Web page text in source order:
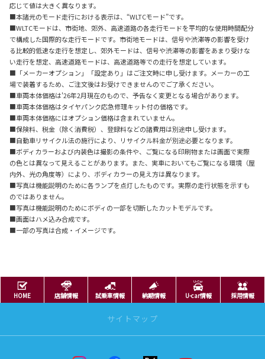
応じて値は大きく異なります。
■本諸元のモード走行における表示は、“WLTCモード”です。
■WLTCモードは、市街地、郊外、高速道路の各走行モードを平均的な使用時間配分
で構成した国際的な走行モードです。市街地モードは、信号や渋滞等の影響を受け
る比較的低速な走行を想定し、郊外モードは、信号や渋滞等の影響をあまり受けな
い走行を想定、高速道路モードは、高速道路等での走行を想定しています。
■「メーカーオプション」「設定あり」はご注文時に申し受けます。メーカーの工
場で装着するため、ご注文後はお受けできませんのでご了承ください。
■車両本体価格は'26年2月現在のもので、予告なく変更となる場合があります。
■車両本体価格はタイヤパンク応急修理キット付の価格です。
■車両本体価格にはオプション価格は含まれていません。
■保険料、税金（除く消費税）、登録料などの諸費用は別途申し受けます。
■自動車リサイクル法の施行により、リサイクル料金が別途必要となります。
■ボディカラーおよび内装色は撮影の条件や、ご覧になる印刷物または画面で実際
の色とは異なって見えることがあります。また、実車においてもご覧になる環境（屋
内外、光の角度等）により、ボディカラーの見え方は異なります。
■写真は機能説明のために各ランプを点灯したものです。実際の走行状態を示すも
のではありません。
■写真は機能説明のためにボディの一部を切断したカットモデルです。
■画面はハメ込み合成です。
■一部の写真は合成・イメージです。
HOME 店舗情報 試乗車情報 納期情報 U-car情報 採用情報
サイトマップ